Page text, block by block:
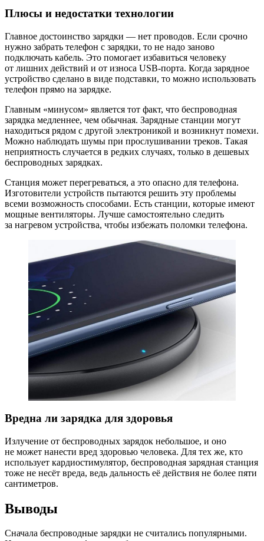
Плюсы и недостатки технологии
Главное достоинство зарядки — нет проводов. Если срочно
нужно забрать телефон с зарядки, то не надо заново
подключать кабель. Это помогает избавиться человеку
от лишних действий и от износа USB-порта. Когда зарядное
устройство сделано в виде подставки, то можно использовать
телефон прямо на зарядке.
Главным «минусом» является тот факт, что беспроводная
зарядка медленнее, чем обычная. Зарядные станции могут
находиться рядом с другой электроникой и возникнут помехи.
Можно наблюдать шумы при прослушивании треков. Такая
неприятность случается в редких случаях, только в дешевых
беспроводных зарядках.
Станция может перегреваться, а это опасно для телефона.
Изготовители устройств пытаются решить эту проблемы
всеми возможность способами. Есть станции, которые имеют
мощные вентиляторы. Лучше самостоятельно следить
за нагревом устройства, чтобы избежать поломки телефона.
Вредна ли зарядка для здоровья
Излучение от беспроводных зарядок небольшое, и оно
не может нанести вред здоровью человека. Для тех же, кто
использует кардиостимулятор, беспроводная зарядная станция
тоже не несёт вреда, ведь дальность её действия не более пяти
сантиметров.
Выводы
Сначала беспроводные зарядки не считались популярными.